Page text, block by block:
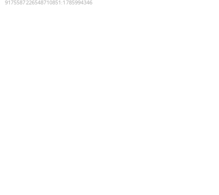
9175587226548710851 :1785994346